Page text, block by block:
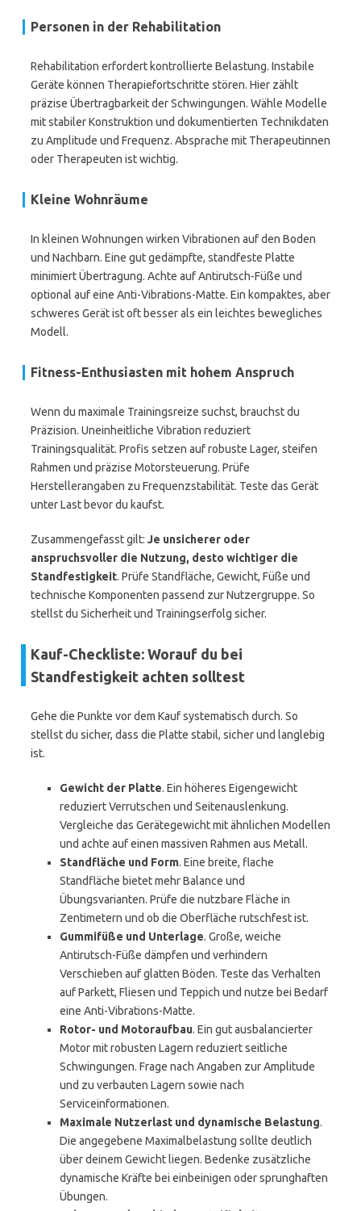
Personen in der Rehabilitation
Rehabilitation erfordert kontrollierte Belastung. Instabile
Geräte können Therapiefortschritte stören. Hier zählt
präzise Übertragbarkeit der Schwingungen. Wähle Modelle
mit stabiler Konstruktion und dokumentierten Technikdaten
zu Amplitude und Frequenz. Absprache mit Therapeutinnen
oder Therapeuten ist wichtig.
Kleine Wohnräume
In kleinen Wohnungen wirken Vibrationen auf den Boden
und Nachbarn. Eine gut gedämpfte, standfeste Platte
minimiert Übertragung. Achte auf Antirutsch-Füße und
optional auf eine Anti-Vibrations-Matte. Ein kompaktes, aber
schweres Gerät ist oft besser als ein leichtes bewegliches
Modell.
Fitness-Enthusiasten mit hohem Anspruch
Wenn du maximale Trainingsreize suchst, brauchst du
Präzision. Uneinheitliche Vibration reduziert
Trainingsqualität. Profis setzen auf robuste Lager, steifen
Rahmen und präzise Motorsteuerung. Prüfe
Herstellerangaben zu Frequenzstabilität. Teste das Gerät
unter Last bevor du kaufst.
Zusammengefasst gilt: Je unsicherer oder
anspruchsvoller die Nutzung, desto wichtiger die
Standfestigkeit. Prüfe Standfläche, Gewicht, Füße und
technische Komponenten passend zur Nutzergruppe. So
stellst du Sicherheit und Trainingserfolg sicher.
Kauf-Checkliste: Worauf du bei
Standfestigkeit achten solltest
Gehe die Punkte vor dem Kauf systematisch durch. So
stellst du sicher, dass die Platte stabil, sicher und langlebig
ist.
Gewicht der Platte. Ein höheres Eigengewicht
reduziert Verrutschen und Seitenauslenkung.
Vergleiche das Gerätegewicht mit ähnlichen Modellen
und achte auf einen massiven Rahmen aus Metall.
Standfläche und Form. Eine breite, flache
Standfläche bietet mehr Balance und
Übungsvarianten. Prüfe die nutzbare Fläche in
Zentimetern und ob die Oberfläche rutschfest ist.
Gummifüße und Unterlage. Große, weiche
Antirutsch-Füße dämpfen und verhindern
Verschieben auf glatten Böden. Teste das Verhalten
auf Parkett, Fliesen und Teppich und nutze bei Bedarf
eine Anti-Vibrations-Matte.
Rotor- und Motoraufbau. Ein gut ausbalancierter
Motor mit robusten Lagern reduziert seitliche
Schwingungen. Frage nach Angaben zur Amplitude
und zu verbauten Lagern sowie nach
Serviceinformationen.
Maximale Nutzerlast und dynamische Belastung.
Die angegebene Maximalbelastung sollte deutlich
über deinem Gewicht liegen. Bedenke zusätzliche
dynamische Kräfte bei einbeinigen oder sprunghaften
Übungen.